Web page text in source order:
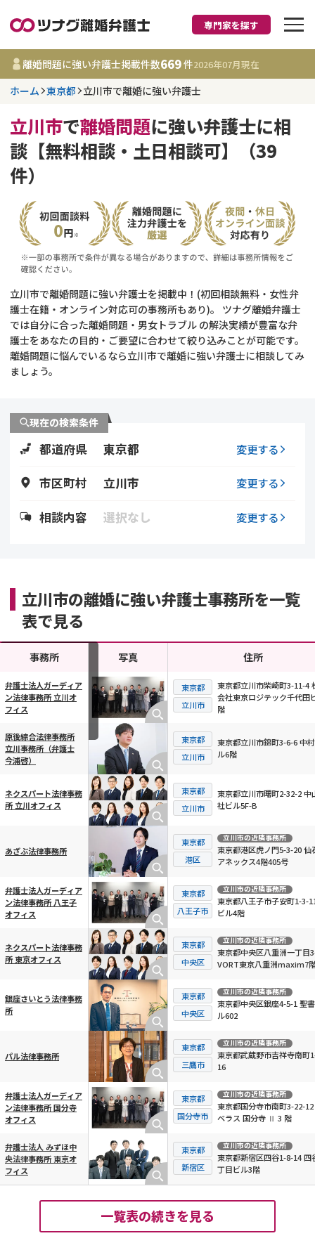
離婚に強い弁護士
事務所 669
件
更新日 :2026年07月31日
離婚前相談
DV
不貞・不倫慰謝料請求
費用相場
財産分与
養育費
離婚の相談先
その他の男女問題
専門家を探す
離婚問題に強い弁護士掲載件数669件2026年07月現在
ホーム 東京都 立川市で離婚に強い弁護士
立川市で離婚問題に強い弁護士に相
談【無料相談・土日相談可】（39
件）
立川市で離婚問題に強い弁護士を掲載中！(初回相談無料・女性弁
護士在籍・オンライン対応可の事務所もあり)。 ツナグ離婚弁護士
では自分に合った離婚問題・男女トラブル の解決実績が豊富な弁
護士をあなたの目的・ご要望に合わせて絞り込みことが可能です。
離婚問題に悩んでいるなら立川市で離婚に強い弁護士に相談してみ
ましょう。
現在の検索条件
都道府県 東京都 変更する
市区町村 立川市 変更する
相談内容 選択なし 変更する
立川市の離婚に強い弁護士事務所を一覧
表で見る
横スクロール可能
事務所 写真 住所
弁護士法人ガーディア
ン法律事務所 立川オ
フィス
東京都
立川市
東京都立川市柴崎町3-11-4
会社東京ロジテック千代田
階
原後綜合法律事務所
立川事務所（弁護士
今浦啓）
東京都
立川市
東京都立川市錦町3-6-6 中
ル6階
ネクスパート法律事務
所 立川オフィス
東京都
立川市
東京都立川市曙町2-32-2 中
社ビル5F-B
あざぶ法律事務所
東京都
港区
立川市の近隣事務所
東京都港区虎ノ門5-3-20 仙
アネックス4階405号
弁護士法人ガーディア
ン法律事務所 八王子
オフィス
東京都
八王子市
立川市の近隣事務所
東京都八王子市子安町1-3-
ビル4階
ネクスパート法律事務
所 東京オフィス
東京都
中央区
立川市の近隣事務所
東京都中央区八重洲一丁目
VORT東京八重洲maxim7
銀座さいとう法律事務
所
東京都
中央区
立川市の近隣事務所
東京都中央区銀座4-5-1 聖
ル602
パル法律事務所
東京都
三鷹市
立川市の近隣事務所
東京都武蔵野市吉祥寺南町
16
弁護士法人ガーディア
ン法律事務所 国分寺
オフィス
東京都
国分寺市
立川市の近隣事務所
東京都国分寺市南町3-22-
ベラス 国分寺 Ⅱ 3 階
弁護士法人 みずほ中
央法律事務所 東京オ
フィス
東京都
新宿区
立川市の近隣事務所
東京都新宿区四谷1-8-14 四
丁目ビル3階
一覧表の続きを見る